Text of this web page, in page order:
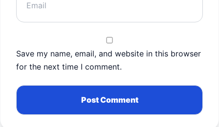
Save my name, email, and website in this browser
for the next time I comment.